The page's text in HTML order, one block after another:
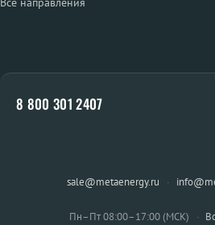
8 800 301 2407
sale@metaenergy.ru ·
Пн–Пт 08:00–17:00 (МСК) ·